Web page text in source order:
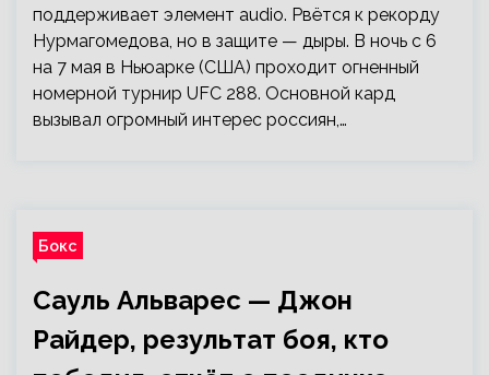
поддерживает элемент audio. Рвётся к рекорду
Нурмагомедова, но в защите — дыры. В ночь с 6
на 7 мая в Ньюарке (США) проходит огненный
номерной турнир UFC 288. Основной кард
вызывал огромный интерес россиян,…
Бокс
Сауль Альварес — Джон
Райдер, результат боя, кто